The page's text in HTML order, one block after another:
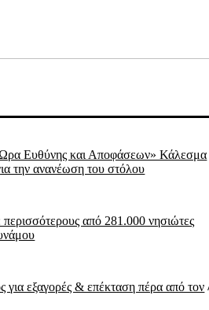
Ευθύνης και Αποφάσεων» Κάλεσμα
την ανανέωση του στόλου
από 281.000 νησιώτες
εξαγορές & επέκταση πέρα από τον